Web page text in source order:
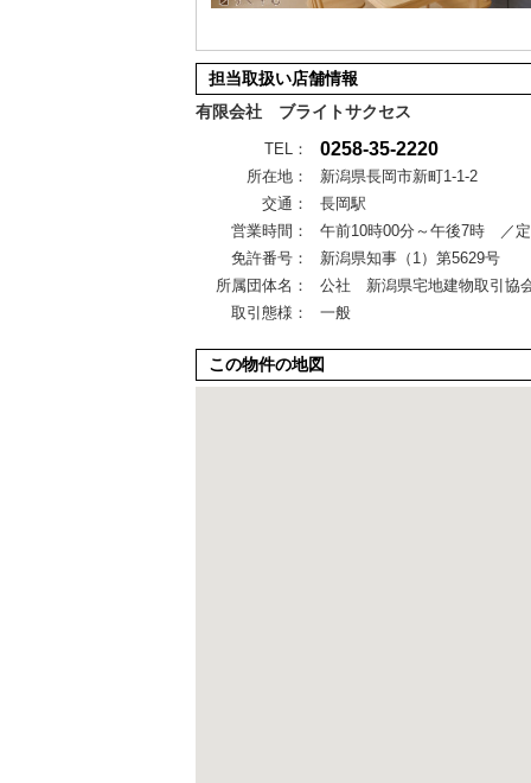
担当取扱い店舗情報
有限会社 ブライトサクセス
TEL： 0258-35-2220
所在地：
新潟県長岡市新町1-1-2
交通：
長岡駅
営業時間：
午前10時00分～午後7時 ／
免許番号：
新潟県知事（1）第5629号
所属団体名：
公社 新潟県宅地建物取引協
取引態様：
一般
この物件の地図